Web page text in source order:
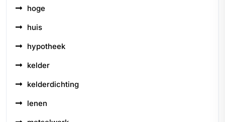
hoge
huis
hypotheek
kelder
kelderdichting
lenen